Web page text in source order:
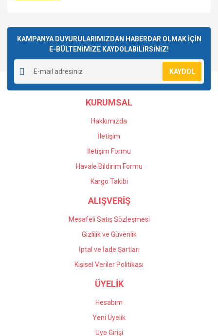
KAMPANYA DUYURULARIMIZDAN HABERDAR OLMAK İÇİN
E-BÜLTENİMİZE KAYDOLABİLİRSİNİZ!
KAYDOL
KURUMSAL
Hakkımızda
İletişim
İletişim Formu
Havale Bildirim Formu
Kargo Takibi
ALIŞVERİŞ
Mesafeli Satış Sözleşmesi
Gizlilik ve Güvenlik
İptal ve İade Şartları
Kişisel Veriler Politikası
ÜYELİK
Hesabım
Yeni Üyelik
Üye Girişi